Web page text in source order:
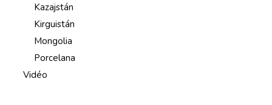
Kazajstán
Kirguistán
Mongolia
Porcelana
Vidéo